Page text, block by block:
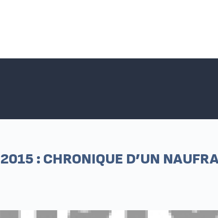
: CHRONIQUE D’UN